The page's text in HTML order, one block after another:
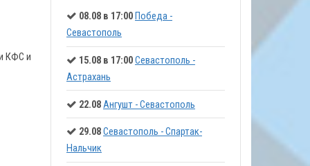
КФС и
08.08 в 17:00 Победа -
Севастополь
15.08 в 17:00Севастополь -
Астрахань
22.08Ангушт - Севастополь
29.08Севастополь - Спартак-
Нальчик